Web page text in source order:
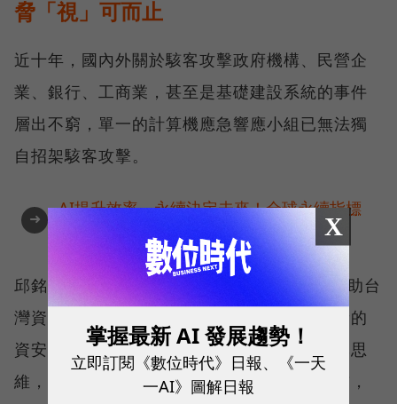
脅「視」可而止
近十年，國內外關於駭客攻擊政府機構、民營企
業、銀行、工商業，甚至是基礎建設系統的事件
層出不窮，單一的計算機應急響應小組已無法獨
自招架駭客攻擊。
➜
AI提升效率，永續決定未來！全球永續指標
企業認證☀️100 MVP等你角逐雙獎榮譽
邱銘彰認為，參加ATT&CK的評測，除了能幫助台
灣資安產業的市場規模國際化，也希望能將新的
資安觀念帶入台灣，並將網路安全的被動防禦思
維，轉化成主動禦敵與偵測，讓威脅在滲透前，
X
掌握最新 AI 發展趨勢！
立即訂閱《數位時代》日報、《一天
一AI》圖解日報